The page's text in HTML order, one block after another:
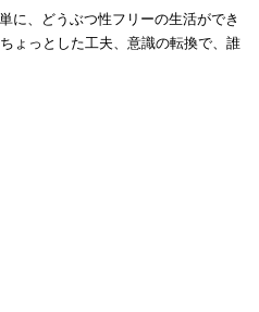
に、どうぶつ性フリーの生活ができ
ょっとした工夫、意識の転換で、誰